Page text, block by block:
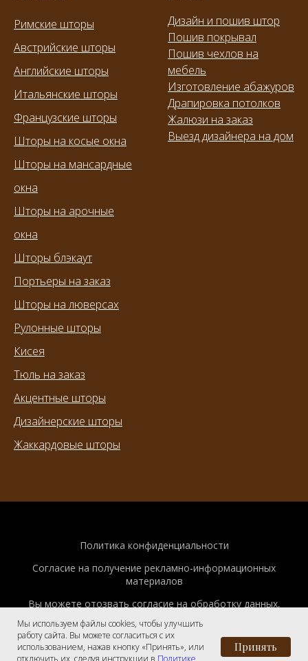
Мы используем файлы cookies, чтобы улучшить
работу сайта. Вы можете согласиться с их
использованием, нажав кнопку «Принять», или
отключить их, следуя инструкции в Политике
Принять
Римские шторы
Австрийские шторы
Английские шторы
Итальянские шторы
Французские шторы
Шторы на косые окна
Шторы на мансардные
окна
Шторы на арочные
окна
Шторы блэкаут
Портьеры на заказ
Шторы на люверсах
Рулонные шторы
Кисея
Тюль на заказ
Акцентные шторы
Дизайнерские шторы
Жаккардовые шторы
Дизайн и пошив штор
Пошив покрывал
Пошив чехлов на
мебель
Изготовление абажуров
Драпировка потолков
Жалюзи на заказ
Выезд дизайнера на дом
Политика конфиденциальности
Согласие на получение рекламно-информационных
материалов
Вы можете отозвать согласие на обработку данных,
написав на
masaga@mail.ru
г. Москва,
Ленинский просп., 131